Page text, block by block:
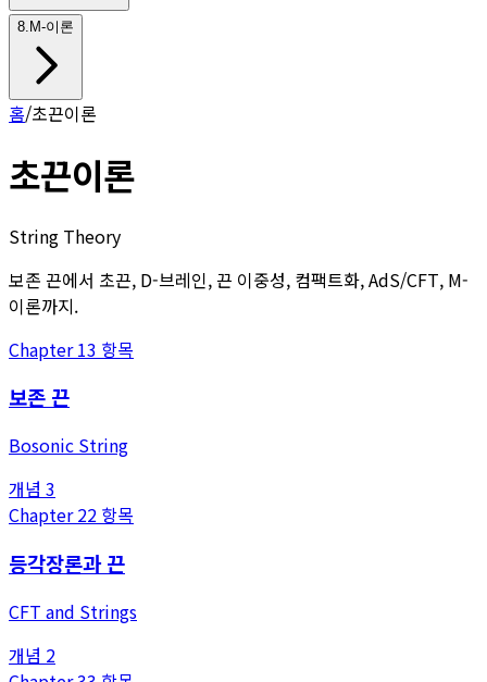
8 M-이론
홈/초끈이론
초끈이론
String Theory
보존 끈에서 초끈, D-브레인, 끈 이중성, 컴팩트화, AdS/CFT, M-
이론까지.
Chapter13 항목
보존 끈
Bosonic String
개념 3
Chapter22 항목
등각장론과 끈
CFT and Strings
개념 2